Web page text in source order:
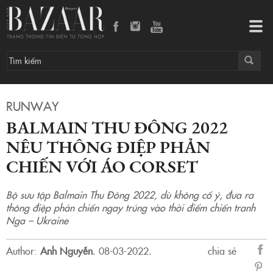
RUNWAY
BALMAIN THU ĐÔNG 2022
NÊU THÔNG ĐIỆP PHẢN
CHIẾN VỚI ÁO CORSET
Bộ sưu tập Balmain Thu Đông 2022, dù không cố ý, đưa ra
thông điệp phản chiến ngay trúng vào thời điểm chiến tranh
Nga – Ukraine
Author: Anh Nguyễn. 08-03-2022.
chia sẻ
sẻ